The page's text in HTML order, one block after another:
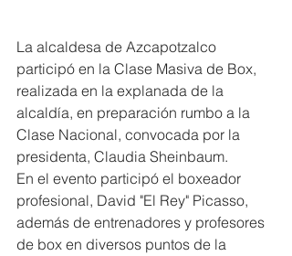
La alcaldesa de Azcapotzalco
participó en la Clase Masiva de Box,
realizada en la explanada de la
alcaldía, en preparación rumbo a la
Clase Nacional, convocada por la
presidenta, Claudia Sheinbaum.
En el evento participó el boxeador
profesional, David "El Rey" Picasso,
además de entrenadores y profesores
de box en diversos puntos de la